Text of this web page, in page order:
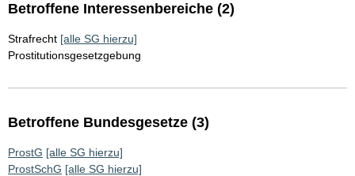
Betroffene Interessenbereiche (2)
Strafrecht [alle SG hierzu]
Prostitutionsgesetzgebung
Betroffene Bundesgesetze (3)
ProstG [alle SG hierzu]
ProstSchG [alle SG hierzu]